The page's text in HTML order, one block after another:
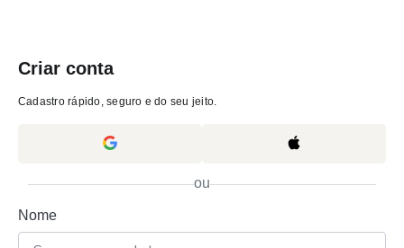
Criar conta
Cadastro rápido, seguro e do seu jeito.
ou
Nome